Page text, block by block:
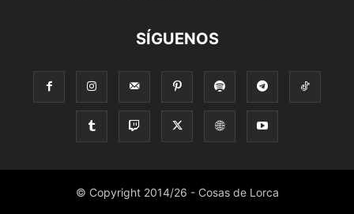
SÍGUENOS
© Copyright 2014/26 - Cosas de Lorca